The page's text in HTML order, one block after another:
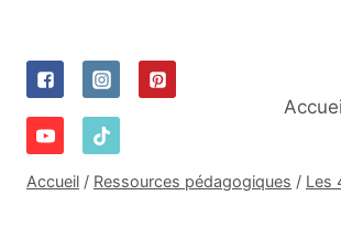
Accueil / Ressources pédagogiques / Les